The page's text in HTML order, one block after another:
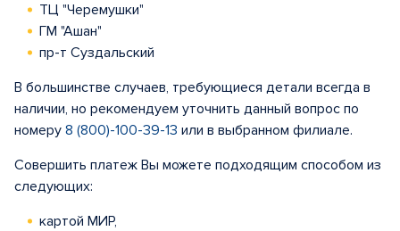
ТЦ "Черемушки"
ГМ "Ашан"
пр-т Суздальский
В большинстве случаев, требующиеся детали всегда в
наличии, но рекомендуем уточнить данный вопрос по
номеру 8 (800)-100-39-13 или в выбранном филиале.
Совершить платеж Вы можете подходящим способом из
следующих:
картой МИР,